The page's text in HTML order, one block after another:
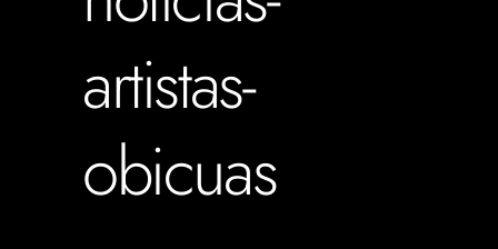
artistas-
obicuas